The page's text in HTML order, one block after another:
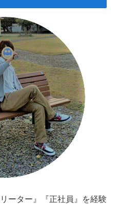
ーター』『正社員』を経験